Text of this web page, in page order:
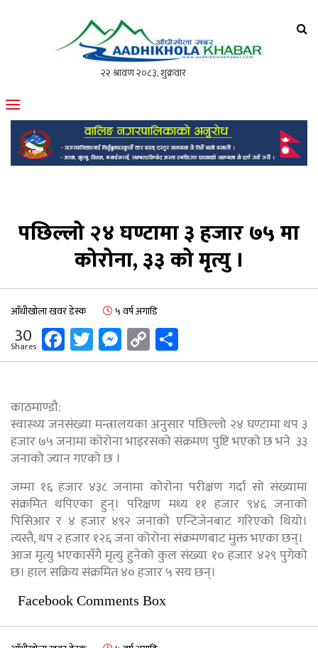
मोफसलकै लोकप्रिय अनलाइन पत्रिका
पछिल्लो २४ घण्टामा ३ हजार ७५ मा
कोरोना, ३३ को मृत्यु ।
आँधीखोला खवर डेस्क ५ वर्ष अगाडि
30
Shares Facebook
Twitter
Messenger
Copy
Link
काठमाण्डौ:
स्वास्थ्य जनसंख्या मन्त्रालयका अनुसार पछिल्लो २४ घण्टामा थप ३
हजार ७५ जनामा कोरोना भाइरसको संक्रमण पुष्टि भएको छ भने ३३
जनाको ज्यान गएको छ ।
जम्मा १६ हजार ४३८ जनामा कोरोना परीक्षण गर्दा सो संख्यामा
संक्रमित थपिएका हुन्। परिक्षण मध्य ११ हजार ९४६ जनाको
पिसिआर र ४ हजार ४९२ जनाको एन्टिजेनबाट गरिएको थियो।
त्यस्तै, थप २ हजार १२६ जना कोरोना संक्रमणबाट मुक्त भएका छन्।
आज मृत्यु भएकासँगै मृत्यु हुनेको कुल संख्या १० हजार ४२९ पुगेको
छ। हाल सक्रिय संक्रमित ४० हजार ५ सय छन्।
Facebook Comments Box